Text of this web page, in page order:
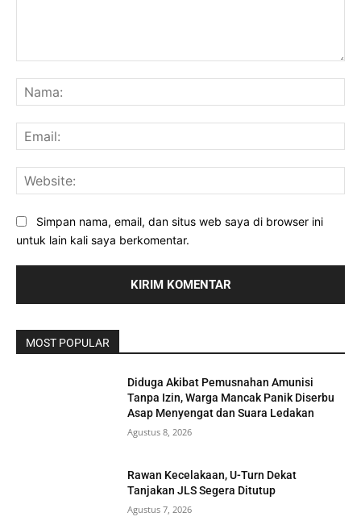
Simpan nama, email, dan situs web saya di browser ini
untuk lain kali saya berkomentar.
MOST POPULAR
Diduga Akibat Pemusnahan Amunisi
Tanpa Izin, Warga Mancak Panik Diserbu
Asap Menyengat dan Suara Ledakan
Agustus 8, 2026
Rawan Kecelakaan, U-Turn Dekat
Tanjakan JLS Segera Ditutup
Agustus 7, 2026